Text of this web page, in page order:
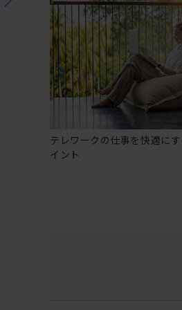
テレワークの仕事を快適に
イント